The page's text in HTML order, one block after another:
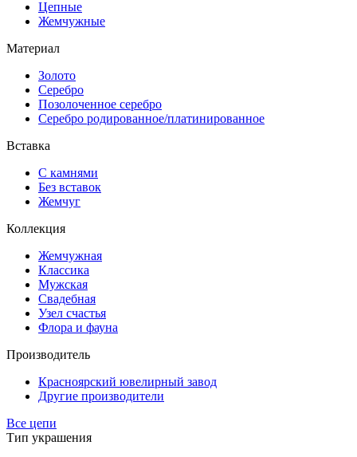
Цепные
Жемчужные
Материал
Золото
Серебро
Позолоченное серебро
Серебро родированное/платинированное
Вставка
С камнями
Без вставок
Жемчуг
Коллекция
Жемчужная
Классика
Мужская
Свадебная
Узел счастья
Флора и фауна
Производитель
Красноярский ювелирный завод
Другие производители
Все цепи
Тип украшения